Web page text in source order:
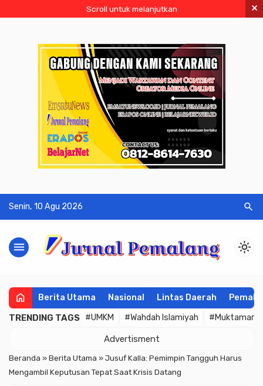
Scroll untuk melanjutkan ×
Senin, 10 Agu 2026 search
menu light_mode
home Berita Utama Nasional Lintas Daerah
TRENDING TAGS #UMKM #Wahdah Islamiyah #Muktamar
Advertisment
Beranda »Berita Utama »Jusuf Kalla: Pemimpin Tangguh Harus
Mengambil Keputusan Tepat Saat Krisis Datang